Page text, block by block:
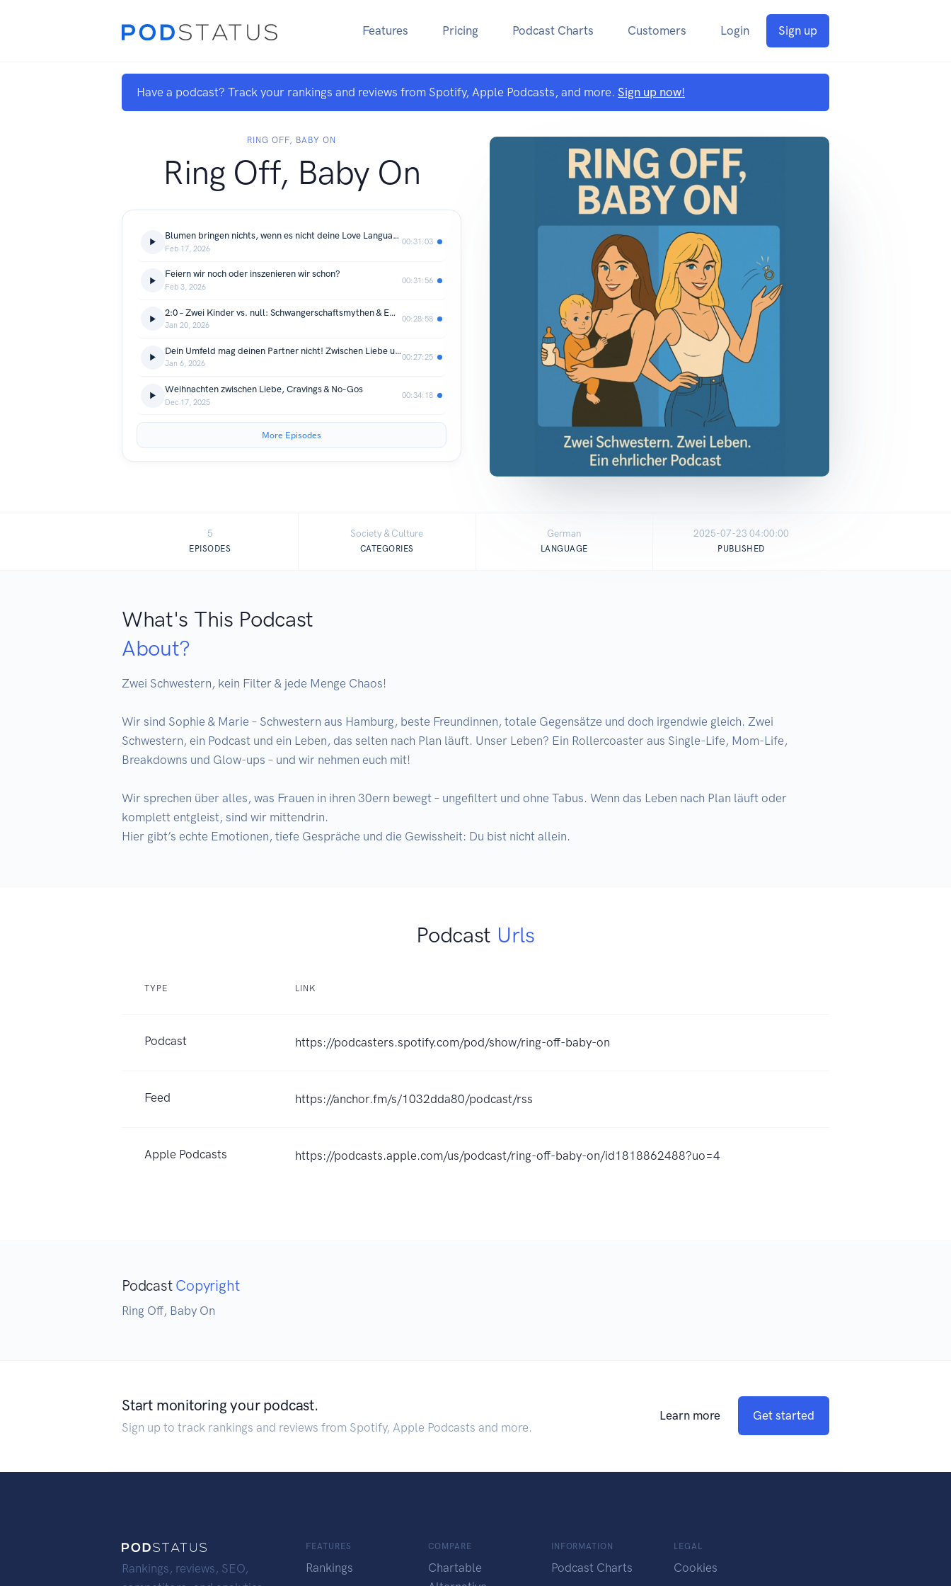
Features Pricing Podcast Charts Customers Login Sign up
Have a podcast? Track your rankings and reviews from Spotify, Apple Podcasts, and more. Sign up now!
RING OFF, BABY ON
Ring Off, Baby On
Blumen bringen nichts, wenn es nicht deine Love Language ist.
Feb 17, 2026
00:31:03
Feiern wir noch oder inszenieren wir schon?
Feb 3, 2026
00:31:56
2:0 – Zwei Kinder vs. null: Schwangerschaftsmythen & Emotionen
Jan 20, 2026
00:28:58
Dein Umfeld mag deinen Partner nicht! Zwischen Liebe und Loyalität
Jan 6, 2026
00:27:25
Weihnachten zwischen Liebe, Cravings & No-Gos
Dec 17, 2025
00:34:18
More Episodes
5
EPISODES
Society & Culture
CATEGORIES
German
LANGUAGE
2025-07-23 04:00:00
PUBLISHED
What's This Podcast
About?
Zwei Schwestern, kein Filter & jede Menge Chaos!
Wir sind Sophie & Marie – Schwestern aus Hamburg, beste Freundinnen, totale Gegensätze und doch irgendwie gleich. Zwei
Schwestern, ein Podcast und ein Leben, das selten nach Plan läuft. Unser Leben? Ein Rollercoaster aus Single-Life, Mom-Life,
Breakdowns und Glow-ups – und wir nehmen euch mit!
Wir sprechen über alles, was Frauen in ihren 30ern bewegt – ungefiltert und ohne Tabus. Wenn das Leben nach Plan läuft oder
komplett entgleist, sind wir mittendrin.
Hier gibt’s echte Emotionen, tiefe Gespräche und die Gewissheit: Du bist nicht allein.
Podcast Urls
TYPE LINK
Podcast https://podcasters.spotify.com/pod/show/ring-off-baby-on
Feed https://anchor.fm/s/1032dda80/podcast/rss
Apple Podcasts https://podcasts.apple.com/us/podcast/ring-off-baby-on/id1818862488?uo=4
Podcast Copyright
Ring Off, Baby On
Start monitoring your podcast.
Sign up to track rankings and reviews from Spotify, Apple Podcasts and more.
Learn more Get started
Rankings, reviews, SEO,
FEATURES
Rankings
COMPARE
Chartable
INFORMATION
Podcast Charts
LEGAL
Cookies